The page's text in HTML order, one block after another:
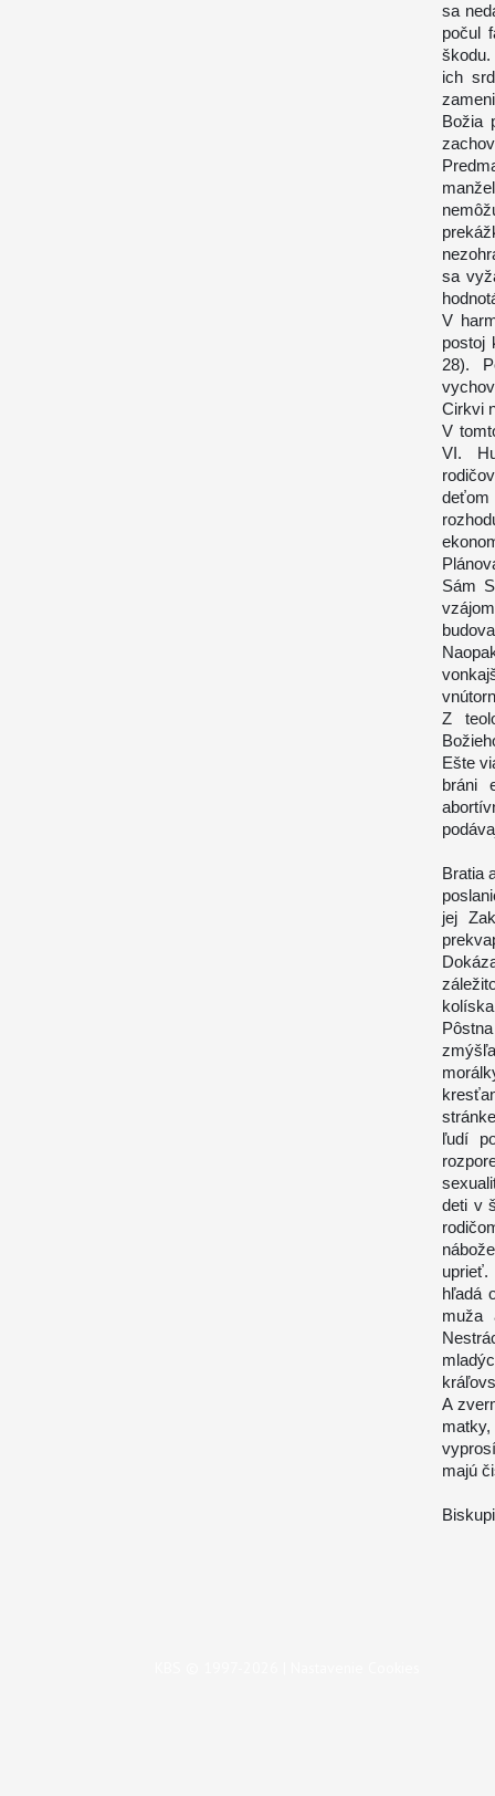
sa
počul
škodu.
ich
Božia
sa
V
postoj
28).
Cirkvi
V
VI.
Sám
Z
Ešte
bráni
Bratia
jej
ľudí
deti v
uprieť.
hľadá
muža
A
majú